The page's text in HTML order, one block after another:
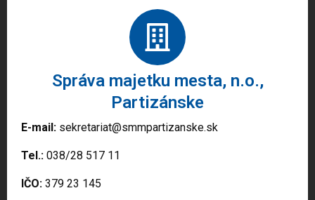
Správa majetku mesta, n.o.,
Partizánske
E-mail: sekretariat@smmpartizanske.sk
Tel.: 038/28 517 11
IČO: 379 23 145